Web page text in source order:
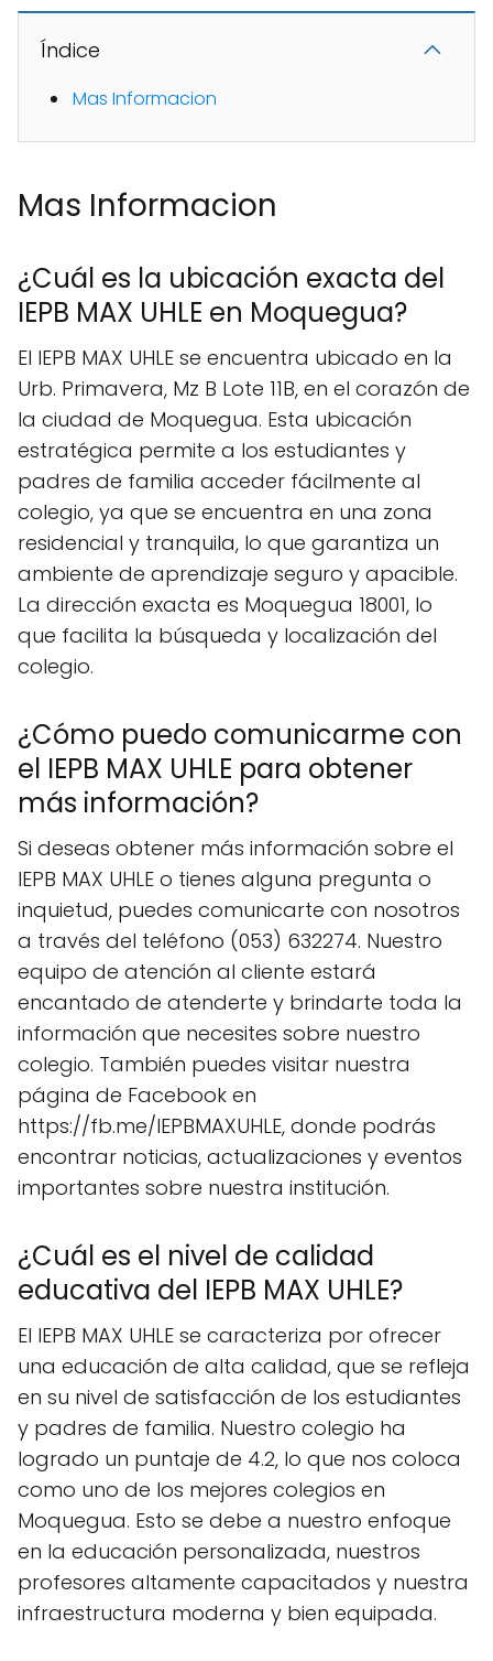
Índice
Mas Informacion
Mas Informacion
¿Cuál es la ubicación exacta del
IEPB MAX UHLE en Moquegua?
El IEPB MAX UHLE se encuentra ubicado en la
Urb. Primavera, Mz B Lote 11B, en el corazón de
la ciudad de Moquegua. Esta ubicación
estratégica permite a los estudiantes y
padres de familia acceder fácilmente al
colegio, ya que se encuentra en una zona
residencial y tranquila, lo que garantiza un
ambiente de aprendizaje seguro y apacible.
La dirección exacta es Moquegua 18001, lo
que facilita la búsqueda y localización del
colegio.
¿Cómo puedo comunicarme con
el IEPB MAX UHLE para obtener
más información?
Si deseas obtener más información sobre el
IEPB MAX UHLE o tienes alguna pregunta o
inquietud, puedes comunicarte con nosotros
a través del teléfono (053) 632274. Nuestro
equipo de atención al cliente estará
encantado de atenderte y brindarte toda la
información que necesites sobre nuestro
colegio. También puedes visitar nuestra
página de Facebook en
https://fb.me/IEPBMAXUHLE, donde podrás
encontrar noticias, actualizaciones y eventos
importantes sobre nuestra institución.
¿Cuál es el nivel de calidad
educativa del IEPB MAX UHLE?
El IEPB MAX UHLE se caracteriza por ofrecer
una educación de alta calidad, que se refleja
en su nivel de satisfacción de los estudiantes
y padres de familia. Nuestro colegio ha
logrado un puntaje de 4.2, lo que nos coloca
como uno de los mejores colegios en
Moquegua. Esto se debe a nuestro enfoque
en la educación personalizada, nuestros
profesores altamente capacitados y nuestra
infraestructura moderna y bien equipada.